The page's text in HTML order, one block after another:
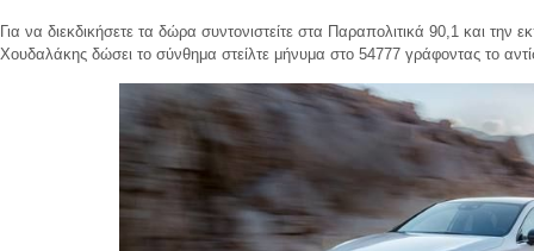
Για να διεκδικήσετε τα δώρα συντονιστείτε στα Παραπολιτικά 90,1 και
Χουδαλάκης δώσει το σύνθημα στείλτε μήνυμα στο 54777 γράφοντας το